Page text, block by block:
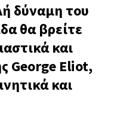
δύναμη του
θα βρείτε
και
George Eliot,
και